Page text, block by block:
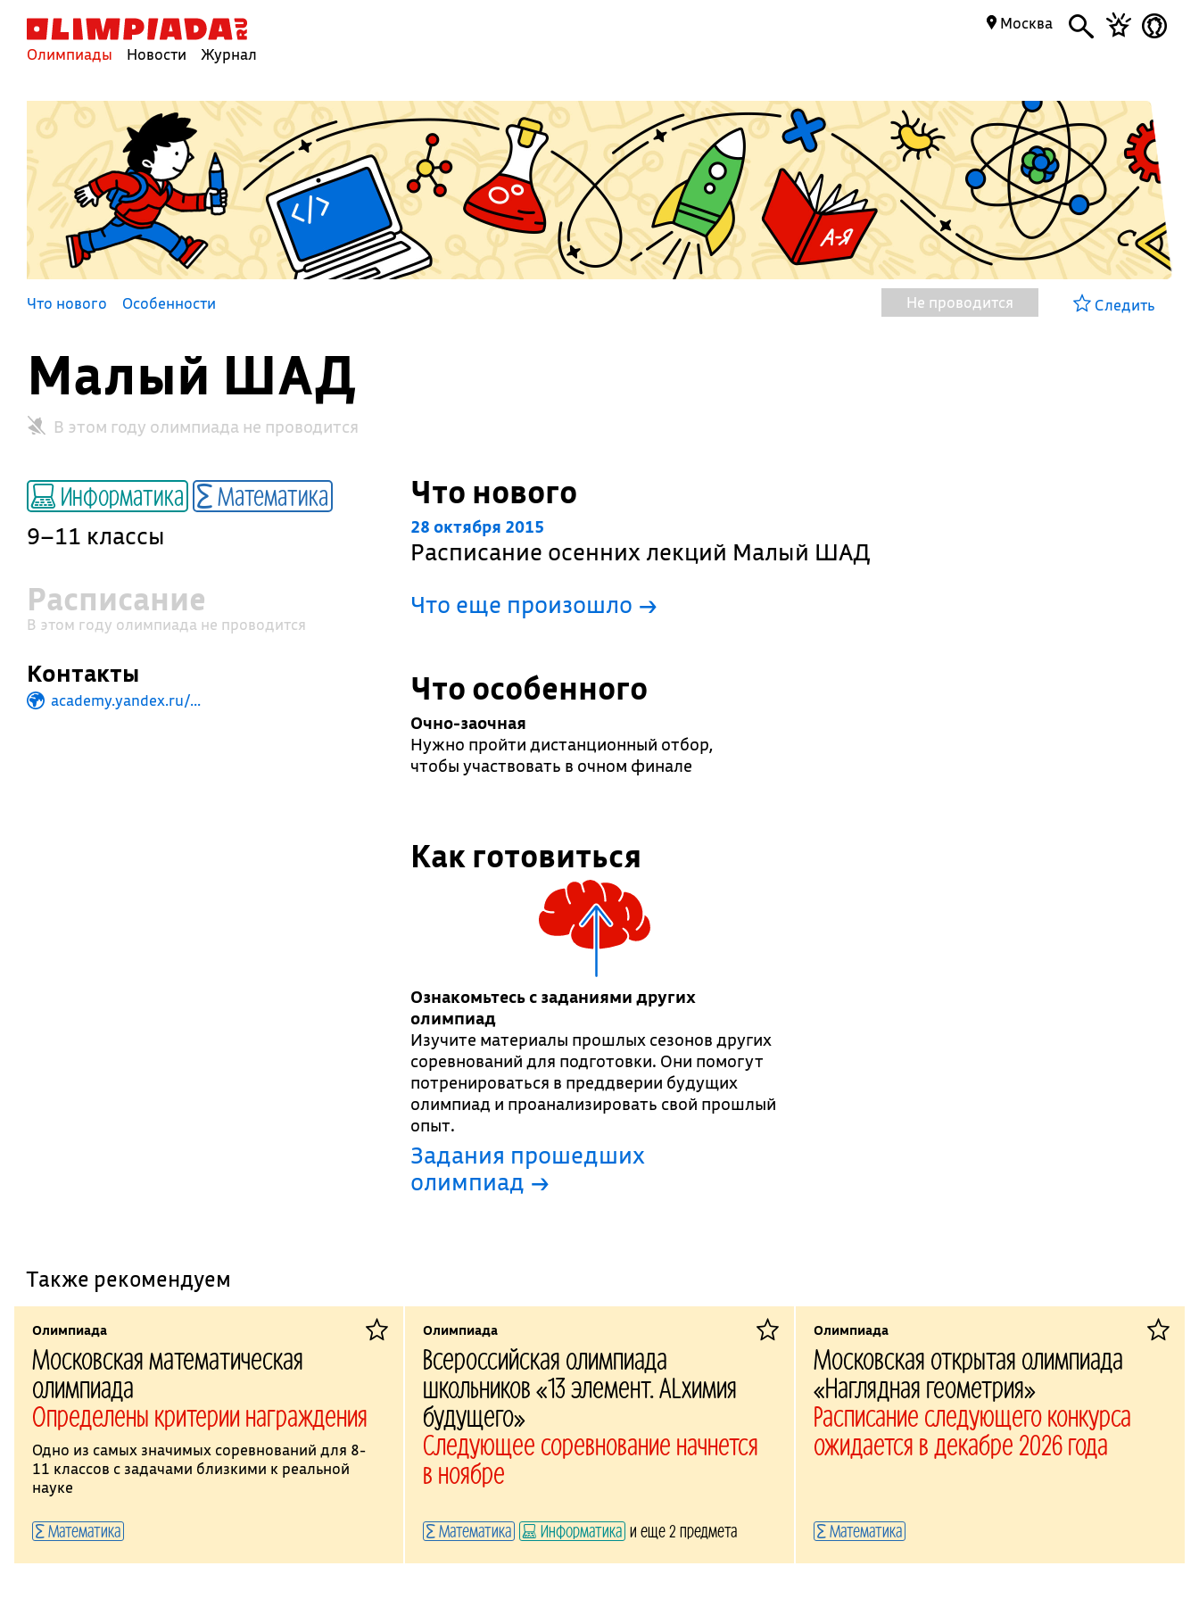
Олимпиады Новости Журнал
Москва
Что нового Особенности Не проводится Следить
Малый ШАД
В этом году олимпиада не проводится
Информатика Математика
9–11 классы
Расписание
В этом году олимпиада не проводится
Контакты
academy.yandex.ru/...
Что нового
28 октября 2015
Расписание осенних лекций Малый ШАД
Что еще произошло →
Что особенного
Очно-заочная
Нужно пройти дистанционный отбор,
чтобы участвовать в очном финале
Как готовиться
Ознакомьтесь с заданиями других
олимпиад
Изучите материалы прошлых сезонов других
соревнований для подготовки. Они помогут
потренироваться в преддверии будущих
олимпиад и проанализировать свой прошлый
опыт.
Задания прошедших
олимпиад →
Также рекомендуем
Олимпиада
Московская математическая
олимпиада
Определены критерии награждения
Одно из самых значимых соревнований для 8-
11 классов с задачами близкими к реальной
науке
Математика
Олимпиада
Всероссийская олимпиада
школьников «13 элемент. ALхимия
будущего»
Следующее соревнование начнется
в ноябре
Математика Информатика и еще 2 предмета
Олимпиада
Московская открытая олимпиада
«Наглядная геометрия»
Расписание следующего конкурса
ожидается в декабре 2026 года
Математика